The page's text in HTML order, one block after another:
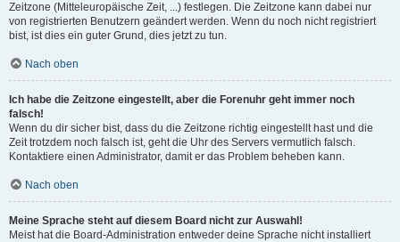
Zeitzone (Mitteleuropäische Zeit, ...) festlegen. Die Zeitzone kann dabei nur
von registrierten Benutzern geändert werden. Wenn du noch nicht registriert
bist, ist dies ein guter Grund, dies jetzt zu tun.
Nach oben
Ich habe die Zeitzone eingestellt, aber die Forenuhr geht immer noch
falsch!
Wenn du dir sicher bist, dass du die Zeitzone richtig eingestellt hast und die
Zeit trotzdem noch falsch ist, geht die Uhr des Servers vermutlich falsch.
Kontaktiere einen Administrator, damit er das Problem beheben kann.
Nach oben
Meine Sprache steht auf diesem Board nicht zur Auswahl!
Meist hat die Board-Administration entweder deine Sprache nicht installiert